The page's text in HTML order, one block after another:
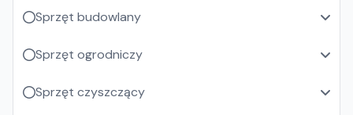
Sprzęt budowlany
Sprzęt ogrodniczy
Sprzęt czyszczący